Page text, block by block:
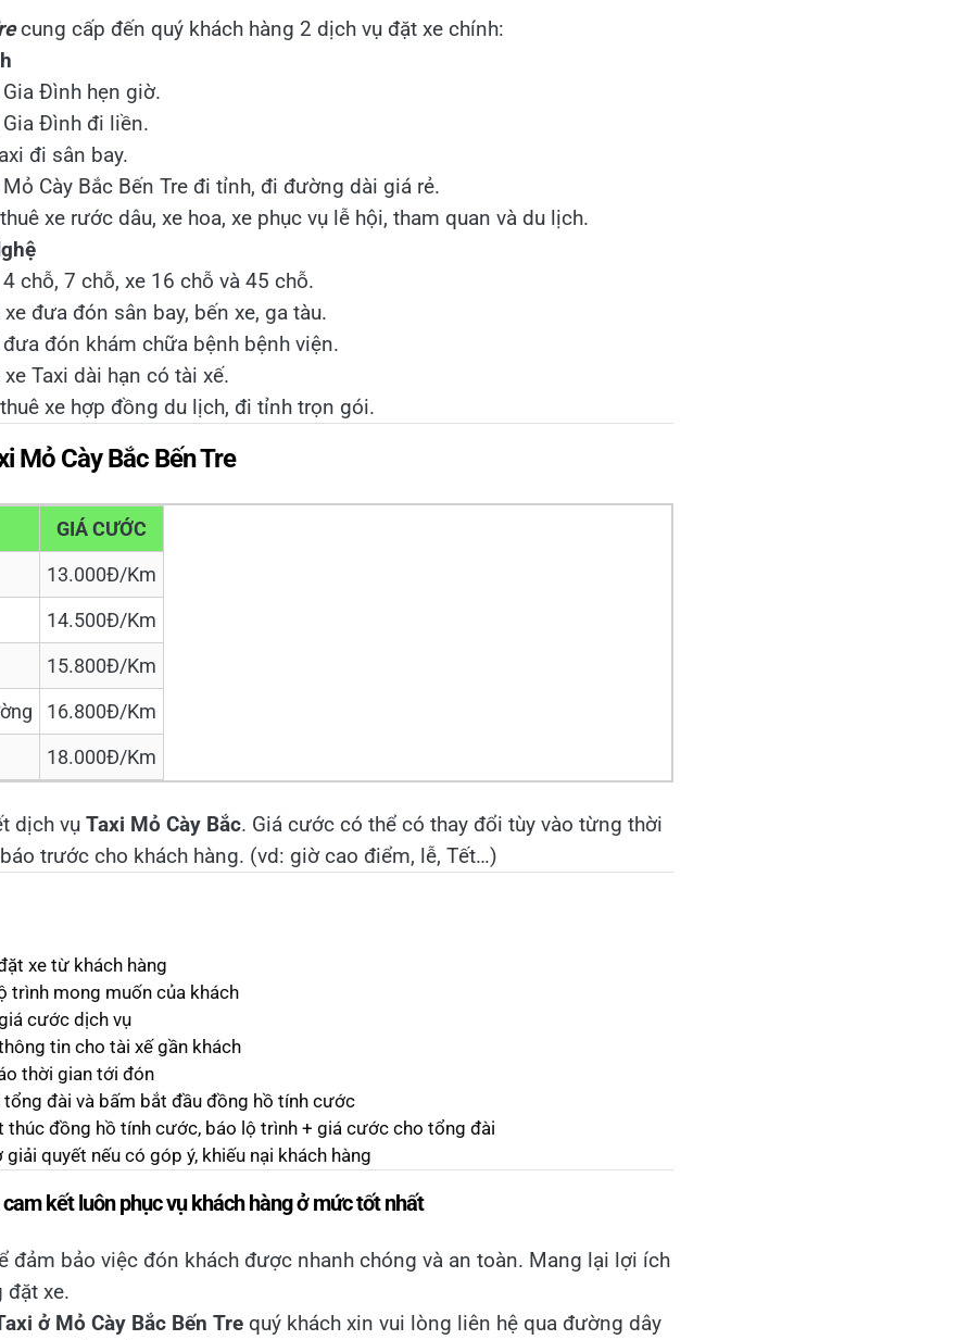
cung cấp đến quý khách hàng 2 dịch vụ đặt xe chính:
Đình hẹn giờ.
Đình đi liền.
đi sân bay.
Cày Bắc Bến Tre đi tỉnh, đi đường dài giá rẻ.
xe rước dâu, xe hoa, xe phục vụ lễ hội, tham quan và du lịch.
chỗ, 7 chỗ, xe 16 chỗ và 45 chỗ.
đưa đón sân bay, bến xe, ga tàu.
đón khám chữa bệnh bệnh viện.
Taxi dài hạn có tài xế.
xe hợp đồng du lịch, đi tỉnh trọn gói.
Mỏ Cày Bắc Bến Tre
GIÁ CƯỚC
13.000Đ/Km
14.500Đ/Km
15.800Đ/Km
16.800Đ/Km
18.000Đ/Km
dịch vụ Taxi Mỏ Cày Bắc. Giá cước có thể có thay đổi tùy vào từng thời
trước cho khách hàng. (vd: giờ cao điểm, lễ, Tết…)
xe từ khách hàng
trình mong muốn của khách
cước dịch vụ
tin cho tài xế gần khách
thời gian tới đón
tổng đài và bấm bắt đầu đồng hồ tính cước
thúc đồng hồ tính cước, báo lộ trình + giá cước cho tổng đài
quyết nếu có góp ý, khiếu nại khách hàng
kết luôn phục vụ khách hàng ở mức tốt nhất
đảm bảo việc đón khách được nhanh chóng và an toàn. Mang lại lợi ích
đặt xe.
ở Mỏ Cày Bắc Bến Tre quý khách xin vui lòng liên hệ qua đường dây